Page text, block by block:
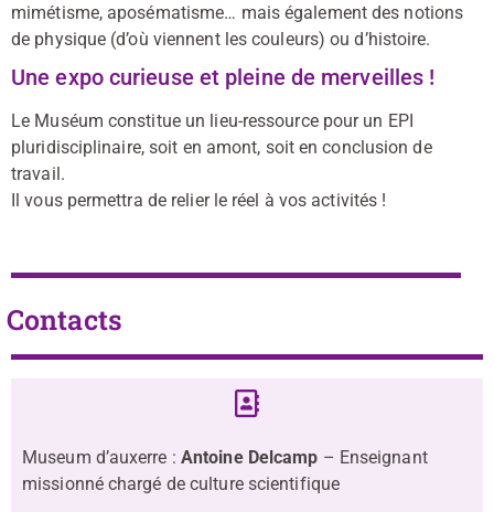
mimétisme, aposématisme… mais également des notions
de physique (d’où viennent les couleurs) ou d’histoire.
Une expo curieuse et pleine de merveilles !
Le Muséum constitue un lieu-ressource pour un EPI
pluridisciplinaire, soit en amont, soit en conclusion de
travail.
Il vous permettra de relier le réel à vos activités !
Contacts
Museum d’auxerre : Antoine Delcamp – Enseignant
missionné chargé de culture scientifique